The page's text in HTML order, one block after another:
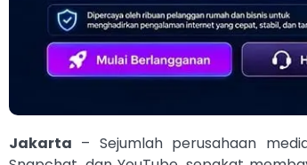
Jakarta – Sejumlah perusahaan